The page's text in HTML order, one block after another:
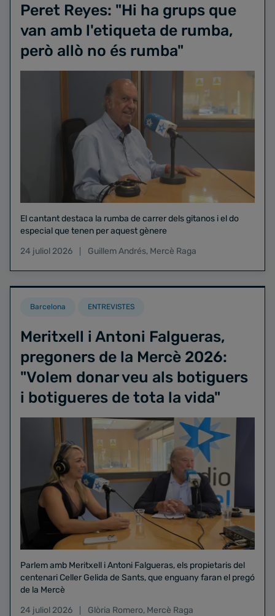
Peret Reyes: "Hi ha grups que
van amb l'etiqueta de rumba,
però allò no és rumba"
El cantant destaca la rumba de carrer dels gitanos i el do
especial que tenen per aquest gènere
24 juliol 2026
Guillem Andrés, Mercè Raga
Barcelona ENTREVISTES
Meritxell i Antoni Falgueras,
pregoners de la Mercè 2026:
"Volem donar veu als botiguers
i botigueres de tota la vida"
Parlem amb Meritxell i Antoni Falgueras, els propietaris del
centenari Celler Gelida de Sants, que enguany faran el pregó
de la Mercè
24 juliol 2026
Glòria Romero, Mercè Raga